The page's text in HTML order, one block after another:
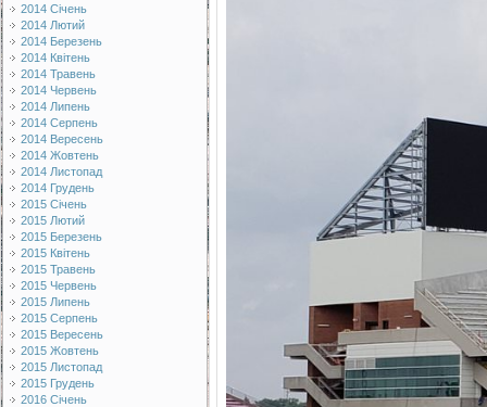
2014 Січень
2014 Лютий
2014 Березень
2014 Квітень
2014 Травень
2014 Червень
2014 Липень
2014 Серпень
2014 Вересень
2014 Жовтень
2014 Листопад
2014 Грудень
2015 Січень
2015 Лютий
2015 Березень
2015 Квітень
2015 Травень
2015 Червень
2015 Липень
2015 Серпень
2015 Вересень
2015 Жовтень
2015 Листопад
2015 Грудень
2016 Січень